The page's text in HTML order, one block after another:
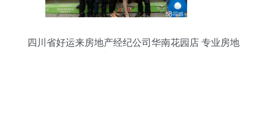
四川省好运来房地产经纪公司华南花园店 专业房地